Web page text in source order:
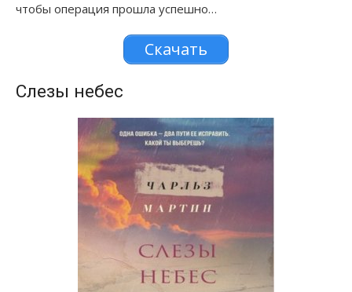
чтобы операция прошла успешно…
Скачать
Слезы небес